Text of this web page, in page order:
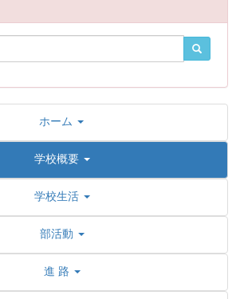
ホーム
学校概要
学校生活
部活動
進 路